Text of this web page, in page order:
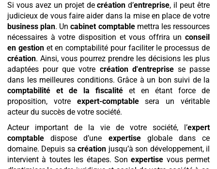
Si vous avez un projet decréation d’entreprise, il peut être
judicieux de vous faire aider dans la mise en place de votre
business plan. Uncabinet comptablemettra les ressources
nécessaires à votre disposition et vous offrira un conseil
en gestionet en comptabilité pour faciliter le processus de
création. Ainsi, vous pourrez prendre les décisions les plus
adaptées pour que votre création d'entreprisese passe
dans les meilleures conditions. Grâce à un bon suivi de la
comptabilité et de la fiscalité et en étant force de
proposition, votre expert-comptablesera un véritable
acteur du succès de votre société.
Acteur important de la vie de votre société, l’expert
comptable dispose d’une expertiseglobale dans ce
domaine. Depuis sacréation jusqu’à son développement, il
intervient à toutes les étapes. Sonexpertise vous permet